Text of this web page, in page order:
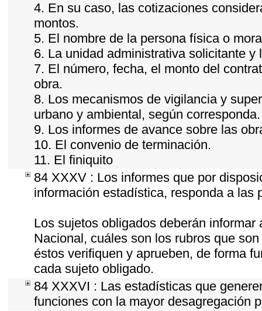
4. En su caso, las cotizaciones
montos.
5. El nombre de la persona física o
6. La unidad administrativa solicitante
7. El número, fecha, el monto del
obra.
8. Los mecanismos de vigilancia y
urbano y ambiental, según corresponda.
9. Los informes de avance sobre las
10. El convenio de terminación.
11. El finiquito
84 XXXV : Los informes que por
información estadística, responda a las
Los sujetos obligados deberán
Nacional, cuáles son los rubros que
éstos verifiquen y aprueben, de forma
cada sujeto obligado.
84 XXXVI : Las estadísticas que
funciones con la mayor desagregación